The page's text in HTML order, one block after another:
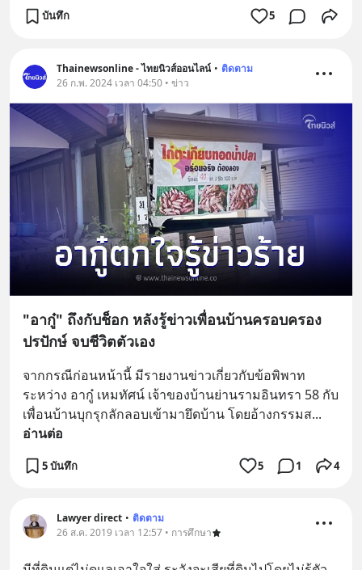
บันทึก 5
Thainewsonline - ไทยนิวส์ออนไลน์ • ติดตาม
26 ก.พ. 2024 เวลา 04:50 • ข่าว
"อากู๋" ถึงกับช็อก หลังรู้ข่าวเพื่อนบ้านครอบครอง
ปรปักษ์ จบชีวิตตัวเอง
จากกรณีก่อนหน้านี้ มีรายงานข่าวเกี่ยวกับข้อพิพาท
ระหว่าง อากู๋ เหมทัศน์ เจ้าของบ้านย่านรามอินทรา 58 กับ
เพื่อนบ้านบุกรุกลักลอบเข้ามายึดบ้าน โดยอ้างกรรมส
อ่านต่อ
5 บันทึก 5 1 4
Lawyer direct • ติดตาม
26 ส.ค. 2019 เวลา 12:57 • การศึกษา